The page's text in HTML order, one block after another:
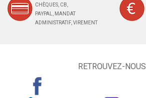
CHÈQUES, CB,
PAYPAL, MANDAT
ADMINISTRATIF, VIREMENT
RETROUVEZ-NOUS